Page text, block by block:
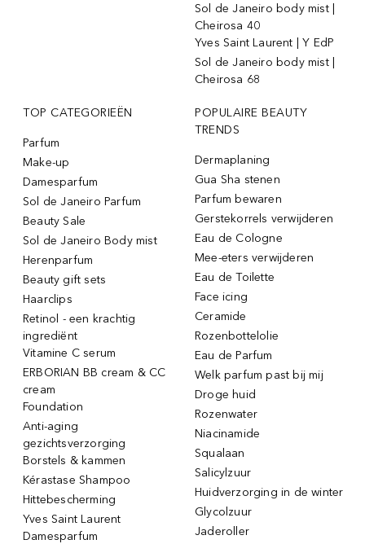
Sol de Janeiro body mist |
Cheirosa 40
Yves Saint Laurent | Y EdP
Sol de Janeiro body mist |
Cheirosa 68
TOP CATEGORIEËN
Parfum
Make-up
Damesparfum
Sol de Janeiro Parfum
Beauty Sale
Sol de Janeiro Body mist
Herenparfum
Beauty gift sets
Haarclips
Retinol - een krachtig
ingrediënt
Vitamine C serum
ERBORIAN BB cream & CC
cream
Foundation
Anti-aging
gezichtsverzorging
Borstels & kammen
Kérastase Shampoo
Hittebescherming
Yves Saint Laurent
Damesparfum
POPULAIRE BEAUTY
TRENDS
Dermaplaning
Gua Sha stenen
Parfum bewaren
Gerstekorrels verwijderen
Eau de Cologne
Mee-eters verwijderen
Eau de Toilette
Face icing
Ceramide
Rozenbottelolie
Eau de Parfum
Welk parfum past bij mij
Droge huid
Rozenwater
Niacinamide
Squalaan
Salicylzuur
Huidverzorging in de winter
Glycolzuur
Jaderoller